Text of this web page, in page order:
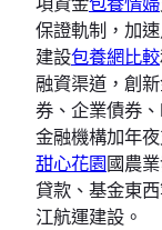
保證軌制，加
建設包養網比較
融資渠道，創
券、企業債券
金融機構加年
甜心花園國農
貸款、基金東
江航運建設。